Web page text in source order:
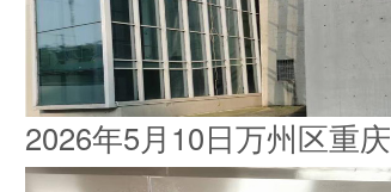
2026年5月10日万州区重庆